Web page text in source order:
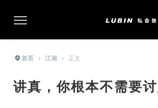
首页 › 江湖 › 正文
讲真，你根本不需要